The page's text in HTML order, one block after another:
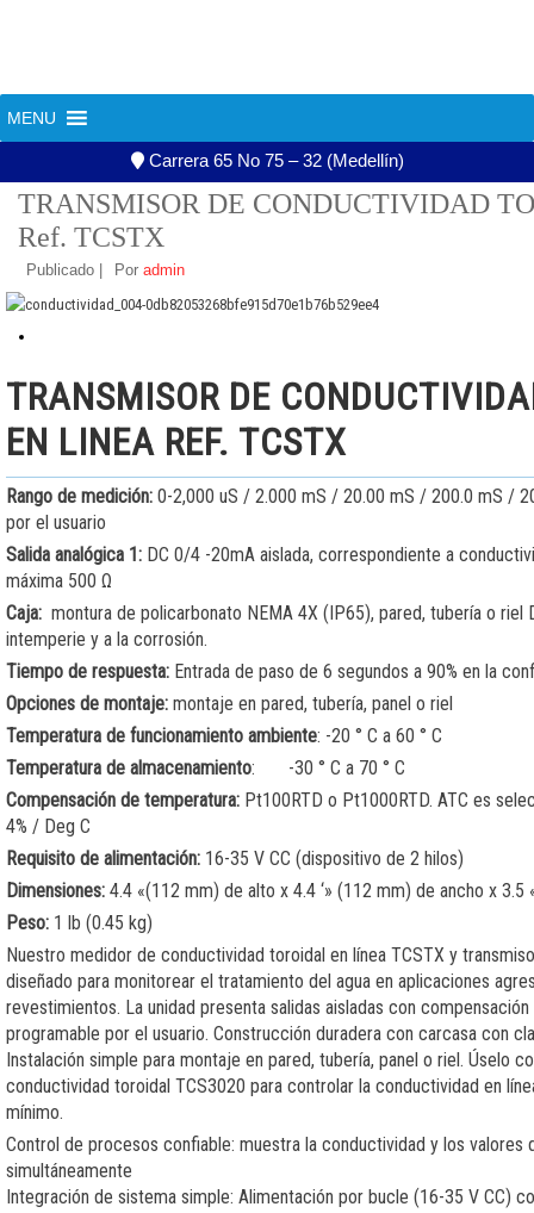
Carrera 65 No 75 – 32 (Medellín)
MENU
TRANSMISOR DE CONDUCTIVIDAD TOROIDAL TCSMA
TRANSMISOR DE CONDUCTIVIDAD
Ref. TCSTX
Publicado Por admin
TRANSMISOR DE
EN LINEA REF. TCSTX
Rango de medición: 0-2,000 uS / 2.000 mS / 20.00 mS / 200.0 mS /
por el usuario
Salida analógica 1: DC 0/4 -20mA aislada, correspondiente a
máxima 500 Ω
Caja: montura de policarbonato NEMA 4X (IP65), pared, tubería o riel
intemperie y a la corrosión.
Tiempo de respuesta: Entrada de paso de 6 segundos a 90% en la
Opciones de montaje: montaje en pared, tubería, panel o riel
Temperatura de funcionamiento ambiente: -20 ° C a 60 ° C
Temperatura de almacenamiento: -30 ° C a 70 ° C
Compensación de temperatura: Pt100RTD o Pt1000RTD. ATC es
4% / Deg C
Requisito de alimentación: 16-35 V CC (dispositivo de 2 hilos)
Dimensiones: 4.4 «(112 mm) de alto x 4.4 ‘» (112 mm) de ancho x 3.5
Peso: 1 lb (0.45 kg)
Nuestro medidor de conductividad toroidal en línea TCSTX y
diseñado para monitorear el tratamiento del agua en aplicaciones
revestimientos. La unidad presenta salidas aisladas con
programable por el usuario. Construcción duradera con carcasa con
Instalación simple para montaje en pared, tubería, panel o riel. Úselo
conductividad toroidal TCS3020 para controlar la conductividad en
mínimo.
Control de procesos confiable: muestra la conductividad y los
simultáneamente
Integración de sistema simple: Alimentación por bucle (16-35 V CC)